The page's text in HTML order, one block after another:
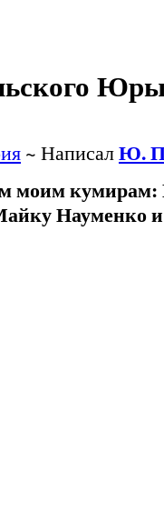
~ НаписалЮ.
моим кумирам:
Науменко